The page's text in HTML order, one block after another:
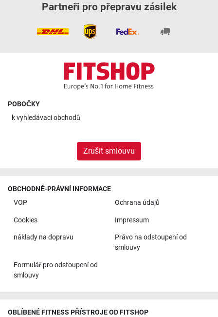
Partneři pro přepravu zásilek
POBOČKY
kvyhledávaci obchodů
Zrušit smlouvu
OBCHODNĚ-PRÁVNÍ INFORMACE
VOP
Ochrana údajů
Cookies Impressum
náklady na dopravu
Právo na odstoupení od
smlouvy
Formulář pro odstoupení od
smlouvy
OBLÍBENÉ FITNESS PŘÍSTROJE OD FITSHOP